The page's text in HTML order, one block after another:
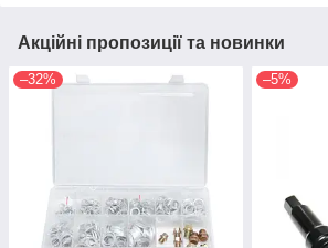
Акційні пропозиції та новинки
–32% –5%